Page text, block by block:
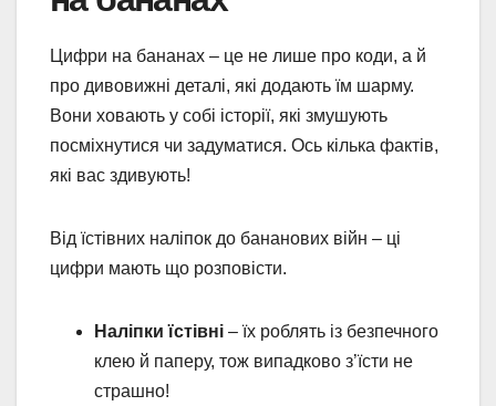
Цифри на бананах – це не лише про коди, а й
про дивовижні деталі, які додають їм шарму.
Вони ховають у собі історії, які змушують
посміхнутися чи задуматися. Ось кілька фактів,
які вас здивують!
Від їстівних наліпок до бананових війн – ці
цифри мають що розповісти.
Наліпки їстівні – їх роблять із безпечного
клею й паперу, тож випадково з’їсти не
страшно!